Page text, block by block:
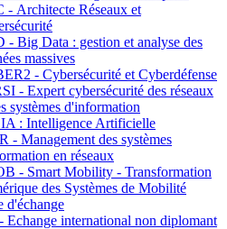
- Architecte Réseaux et
- Big Data : gestion et analyse des
massives
- Cybersécurité et Cyberdéfense
- Expert cybersécurité des réseaux
systèmes d'information
: Intelligence Artificielle
- Management des systèmes
en réseaux
- Smart Mobility - Transformation
des Systèmes de Mobilité
d'échange
Echange international non diplomant